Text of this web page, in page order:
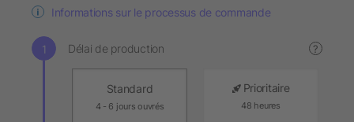
Informations sur le processus de commande
Délai de production ?
Standard
4 - 6 jours ouvrés
Prioritaire
48 heures